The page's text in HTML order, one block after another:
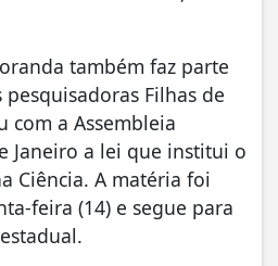
também faz parte
Filhas de
com a Assembleia
Janeiro a lei que institui o
Ciência. A matéria foi
feira (14) e segue para